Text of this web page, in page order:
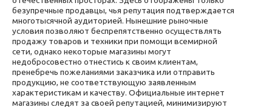
безупречные продавцы, чья репутация подтверждается
многотысячной аудиторией. Нынешние рыночные
условия позволяют беспрепятственно осуществлять
продажу товаров и техники при помощи всемирной
сети, однако некоторые магазины могут
недобросовестно отнестись к своим клиентам,
пренебречь пожеланиями заказчика или отправить
продукцию, не соответствующую заявленным
характеристикам и качеству. Официальные интернет
магазины следят за своей репутацией, минимизируют